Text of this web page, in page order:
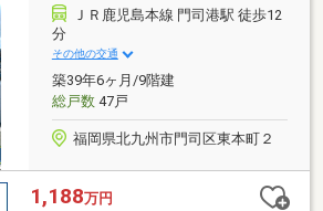
スーパーやコンビニが徒歩５分程度と日々
困りません
ＪＲ鹿児島本線 門司港駅 徒歩12
分
その他の交通
築39年6ヶ月/9階建
総戸数47戸
福岡県北九州市門司区東本町２
1,188万円